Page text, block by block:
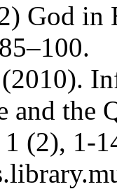
God in
and the
1 (2), 1-